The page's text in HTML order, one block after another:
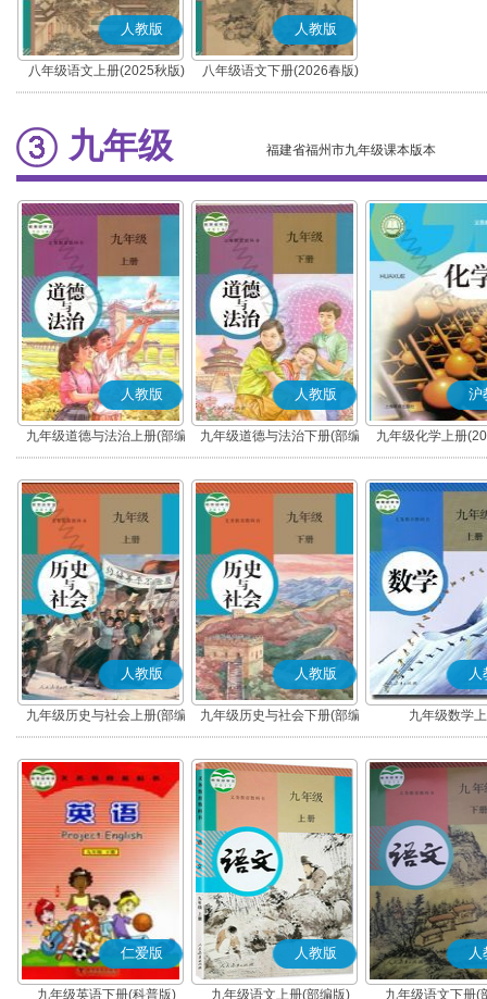
人教版
八年级语文上册(2025秋版)
(部编版)
人教版
八年级语文下册(2026春版)
(部编版)
九年级 福建省福州市九年级课本版本
人教版
九年级道德与法治上册(部编
版)
人教版
九年级道德与法治下册(部编
版)
沪
九年级化学上册
人教版
九年级历史与社会上册(部编
版)
人教版
九年级历史与社会下册(部编
版)
人
九年级数学
仁爱版
九年级英语下册(科普版)
人教版
九年级语文上册(部编版)
人
九年级语文下册(